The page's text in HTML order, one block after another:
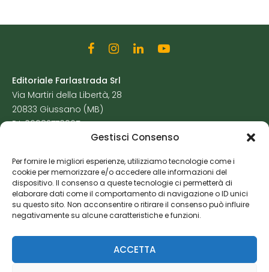
Gestisci Consenso
Per fornire le migliori esperienze, utilizziamo tecnologie come i
cookie per memorizzare e/o accedere alle informazioni del
dispositivo. Il consenso a queste tecnologie ci permetterà di
elaborare dati come il comportamento di navigazione o ID unici
su questo sito. Non acconsentire o ritirare il consenso può influire
negativamente su alcune caratteristiche e funzioni.
ACCETTA
Editoriale Farlastrada Srl
Via Martiri della Libertà, 28
20833 Giussano (MB)
P.I. 06982770965
Cookie Policy
Risorse Aggiuntive